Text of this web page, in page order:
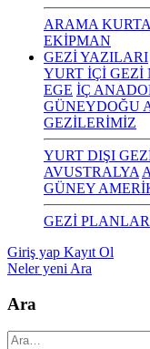
ARAMA
EKİPMAN
GEZİ YAZILARI
YURT İÇİ GEZİ
EGE İÇ
GÜNEYDOĞU
GEZİLERİMİZ
YURT DIŞI
AVUSTRALYA
GÜNEY
GEZİ
Giriş yap Kayıt Ol
Neler yeni Ara
Ara